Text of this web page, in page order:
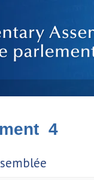
4